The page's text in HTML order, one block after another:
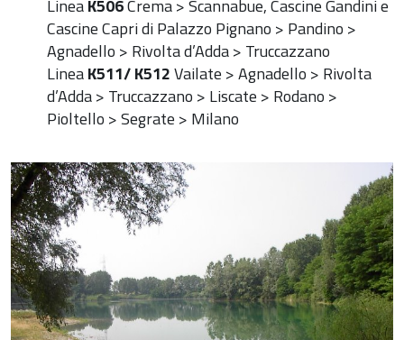
LineaK506Crema > Scannabue, Cascine Gandini e
Cascine Capri di Palazzo Pignano > Pandino >
Agnadello > Rivolta d’Adda > Truccazzano
LineaK511/ K512Vailate > Agnadello > Rivolta
d’Adda > Truccazzano > Liscate > Rodano >
Pioltello > Segrate > Milano